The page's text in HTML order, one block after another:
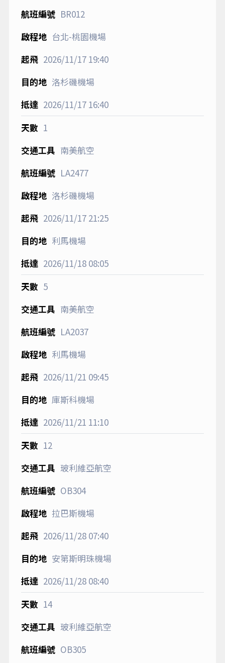
BR012
台北-桃園機場
2026/11/1719:40
洛杉磯機場
2026/11/1716:40
1
南美航空
LA2477
洛杉磯機場
2026/11/1721:25
利馬機場
2026/11/1808:05
5
南美航空
LA2037
利馬機場
2026/11/21 09:45
庫斯科機場
2026/11/21 11:10
12
玻利維亞航空
OB304
拉巴斯機場
2026/11/2807:40
安第斯明珠機場
2026/11/2808:40
14
玻利維亞航空
OB305